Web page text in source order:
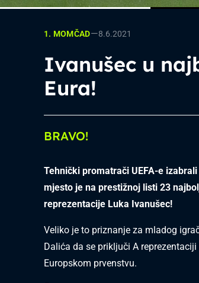
1. MOMČAD—8.6.2021
Ivanušec u
Eura!
BRAVO!
Tehnički promatrači UEFA-e
mjesto je na prestižnoj listi 23
reprezentacije Luka Ivanušec!
Veliko je to priznanje za mladog
Dalića da se priključi A
Europskom prvenstvu.